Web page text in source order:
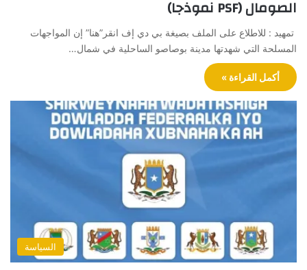
الصومال (PSF ﻧﻤﻮذجا)
تمهيد : للاطلاع على الملف بصيغة بي دي إف انقر”هنا” إن المواجهات
المسلحة التي شهدتها مدينة بوصاصو الساحلية في شمال…
أكمل القراءة »
السياسة